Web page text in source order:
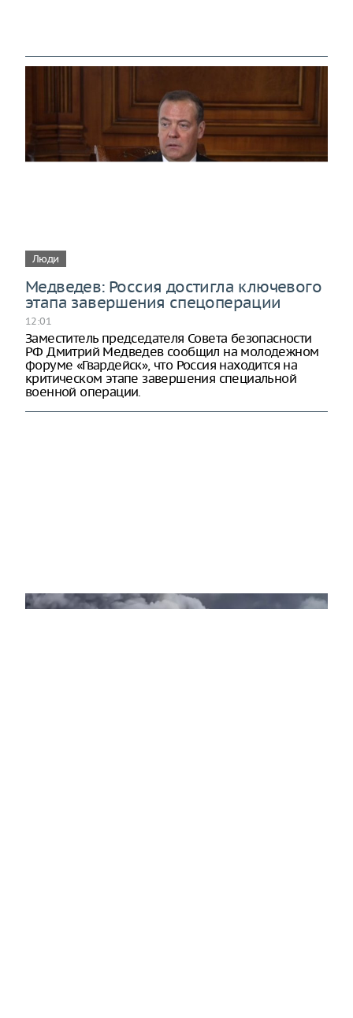
Люди
Медведев: Россия достигла ключевого
этапа завершения спецоперации
12:01
Заместитель председателя Совета безопасности
РФ Дмитрий Медведев сообщил на молодежном
форуме «Гвардейск», что Россия находится на
критическом этапе завершения специальной
военной операции.